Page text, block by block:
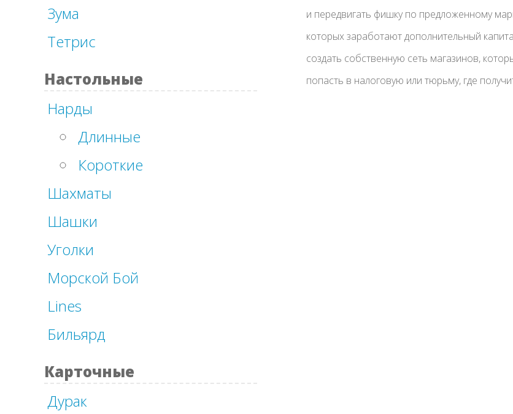
Зума
Тетрис
Настольные
Нарды
Длинные
Короткие
Шахматы
Шашки
Уголки
Морской Бой
Lines
Бильярд
Карточные
Дурак
и передвигать фишку по предложенному
которых заработают дополнительный
создать собственную сеть магазинов,
попасть в налоговую или тюрьму, где